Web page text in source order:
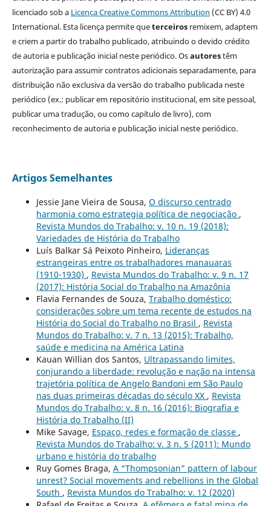
licenciado sob a Licença Creative Commons Attribution (CC BY) 4.0
International. Esta licença permite queterceirosremixem, adaptem
e criem a partir do trabalho publicado, atribuindo o devido crédito
de autoria e publicação inicial neste periódico. Osautorestêm
autorização para assumir contratos adicionais separadamente, para
distribuição não exclusiva da versão do trabalho publicada neste
periódico (ex.: publicar em repositório institucional, em site pessoal,
publicar uma tradução, ou como capítulo de livro), com
reconhecimento de autoria e publicação inicial neste periódico.
Artigos Semelhantes
Jessie Jane Vieira de Sousa, O discurso centrado
harmonia como estrategia política de negociação ,
Revista Mundos do Trabalho: v. 10 n. 19 (2018):
Variedades de História do Trabalho
Luís Balkar Sá Peixoto Pinheiro, Lideranças
estrangeiras entre os trabalhadores manauaras
(1910-1930) , Revista Mundos do Trabalho: v. 9 n. 17
(2017): História Social do Trabalho na Amazônia
Flavia Fernandes de Souza, Trabalho doméstico:
considerações sobre um tema recente de estudos na
História do Social do Trabalho no Brasil , Revista
Mundos do Trabalho: v. 7 n. 13 (2015): Trabalho,
saúde e medicina na América Latina
Kauan Willian dos Santos, Ultrapassando limites,
conjurando a liberdade: revolução e nação na intensa
trajetória política de Angelo Bandoni em São Paulo
nas duas primeiras décadas do século XX , Revista
Mundos do Trabalho: v. 8 n. 16 (2016): Biografia e
História do Trabalho (II)
Mike Savage, Espaço, redes e formação de classe ,
Revista Mundos do Trabalho: v. 3 n. 5 (2011): Mundo
urbano e história do trabalho
Ruy Gomes Braga, A “Thompsonian” pattern of labour
unrest? Social movements and rebellions in the Global
South , Revista Mundos do Trabalho: v. 12 (2020)